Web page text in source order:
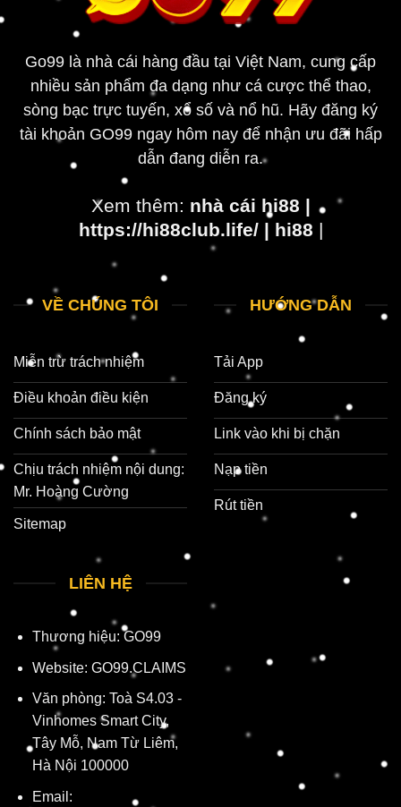
Go99 là nhà cái hàng đầu tại Việt Nam, cung cấp
nhiều sản phẩm đa dạng như cá cược thể thao,
sòng bạc trực tuyến, xổ số và nổ hũ. Hãy đăng ký
tài khoản GO99 ngay hôm nay để nhận ưu đãi hấp
dẫn đang diễn ra.
Xem thêm: nhà cái hi88 |
https://hi88club.life/| hi88 |
VỀ CHÚNG TÔI
Miễn trừ trách nhiệm
Điều khoản điều kiện
Chính sách bảo mật
Chịu trách nhiệm nội dung:
Mr. Hoàng Cường
Sitemap
HƯỚNG DẪN
Tải App
Đăng ký
Link vào khi bị chặn
Nạp tiền
Rút tiền
LIÊN HỆ
Thương hiệu:GO99
Website: GO99.CLAIMS
Văn phòng: Toà S4.03 -
Vinhomes Smart City,
Tây Mỗ, Nam Từ Liêm,
Hà Nội 100000
Email: